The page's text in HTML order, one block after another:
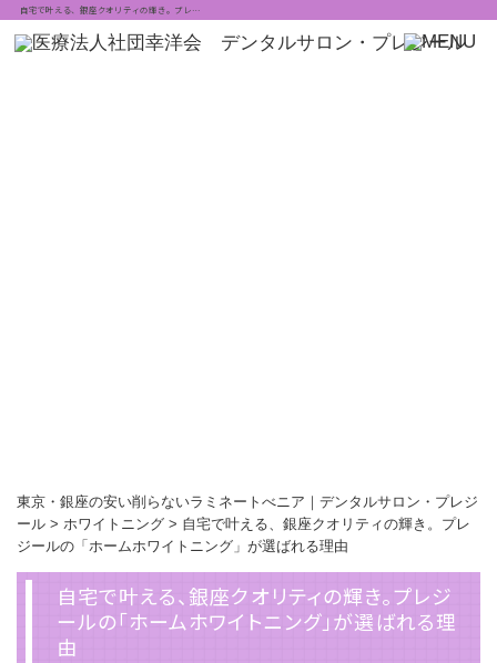
自宅で叶える、銀座クオリティの輝き。プレ…
東京・銀座の安い削らないラミネートべニア｜デンタルサロン・プレジ
ール> ホワイトニング> 自宅で叶える、銀座クオリティの輝き。プレ
ジールの「ホームホワイトニング」が選ばれる理由
自宅で叶える、銀座クオリティの輝き。プレジ
ールの「ホームホワイトニング」が選ばれる理
由